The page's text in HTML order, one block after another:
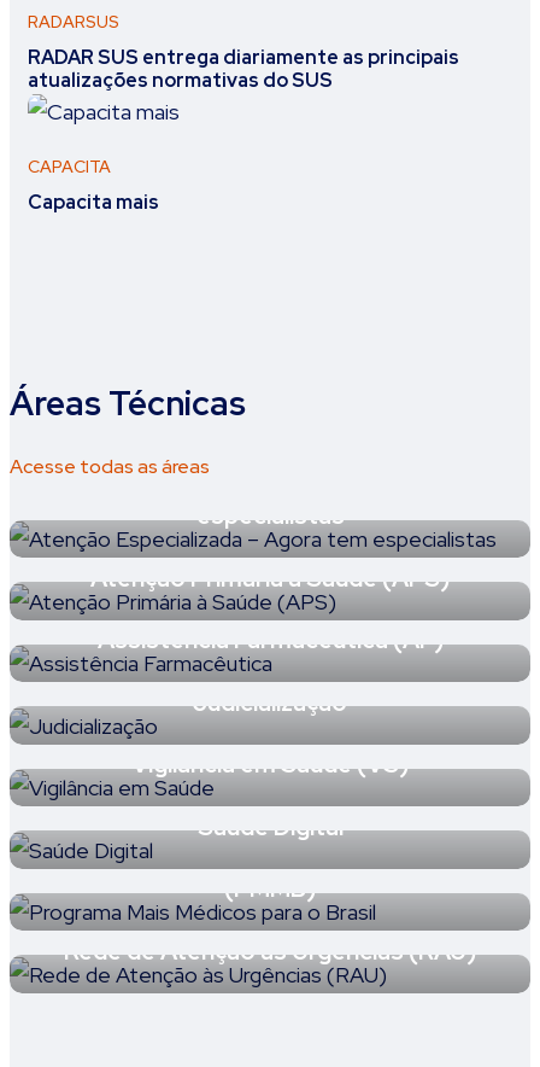
RADARSUS
RADAR SUS entrega diariamente as principais
atualizações normativas do SUS
CAPACITA
Capacita mais
Áreas Técnicas
Acesse todas as áreas
especialistas
Atenção Primária à Saúde (APS)
Assistência Farmacêutica (AF)
Judicialização
Vigilância em Saúde (VS)
Saúde Digital
Programa Mais Médicos Para o Brasil
(PMMB)
Rede de Atenção às Urgências (RAU)